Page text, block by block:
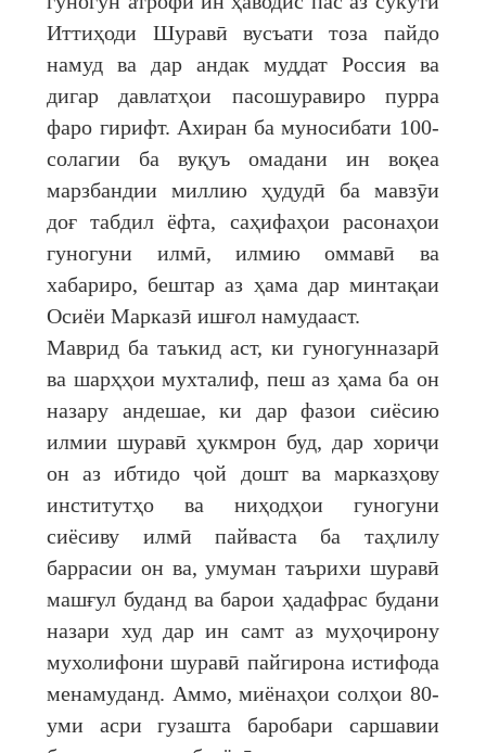
Иттиҳоди Шуравӣ вусъати тоза пайдо
намуд ва дар андак муддат Россия ва
дигар давлатҳои пасошуравиро пурра
фаро гирифт. Ахиран ба муносибати 100-
солагии ба вуқуъ омадани ин воқеа
марзбандии миллию ҳудудӣ ба мавзӯи
доғ табдил ёфта, саҳифаҳои расонаҳои
гуногуни илмӣ, илмию оммавӣ ва
хабариро, бештар аз ҳама дар минтақаи
Осиёи Марказӣ ишғол намудааст.
Маврид ба таъкид аст, ки гуногунназарӣ
ва шарҳҳои мухталиф, пеш аз ҳама ба он
назару андешае, ки дар фазои сиёсию
илмии шуравӣ ҳукмрон буд, дар хориҷи
он аз ибтидо ҷой дошт ва марказҳову
институтҳо ва ниҳодҳои гуногуни
сиёсиву илмӣ пайваста ба таҳлилу
баррасии он ва, умуман таърихи шуравӣ
машғул буданд ва барои ҳадафрас будани
назари худ дар ин самт аз муҳоҷирону
мухолифони шуравӣ пайгирона истифода
менамуданд. Аммо, миёнаҳои солҳои 80-
уми асри гузашта баробари саршавии